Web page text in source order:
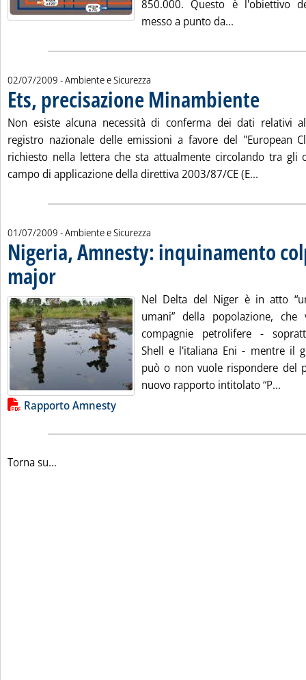
850.000. Questo è l'obiettivo
messo a punto da...
02/07/2009 - Ambiente e Sicurezza
Ets, precisazione Minambiente
Non esiste alcuna necessità di conferma dei dati relativi
registro nazionale delle emissioni a favore del "European
richiesto nella lettera che sta attualmente circolando tra gli
campo di applicazione della direttiva 2003/87/CE (E...
01/07/2009 - Ambiente e Sicurezza
Nigeria, Amnesty: inquinamento
major. Pubblicata mercoledì 01 luglio 2009 alle 15.12.
Nel Delta del Niger è in atto
umani” della popolazione, che
compagnie petrolifere -
Shell e l'italiana Eni - mentre il
può o non vuole rispondere del
nuovo rapporto intitolato “P...
Lista allegati PDF alla notizia
Rapporto Amnesty
Torna su...